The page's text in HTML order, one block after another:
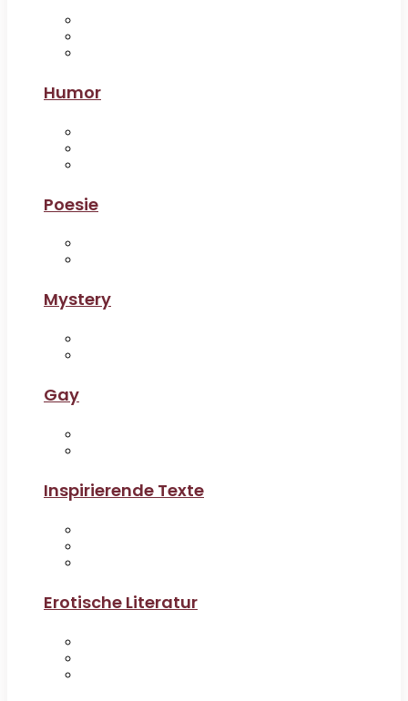
Humor
Poesie
Mystery
Gay
Inspirierende Texte
Erotische Literatur